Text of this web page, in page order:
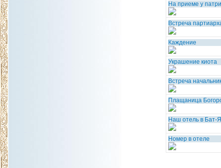
На приеме у
Встреча
Каждение
Украшение киота
Встреча
Плащаница
Наш отель в Бат-
Номер в отеле